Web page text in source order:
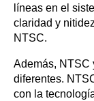
líneas en el
claridad y
NTSC.
Además, NTSC
diferentes.
con la